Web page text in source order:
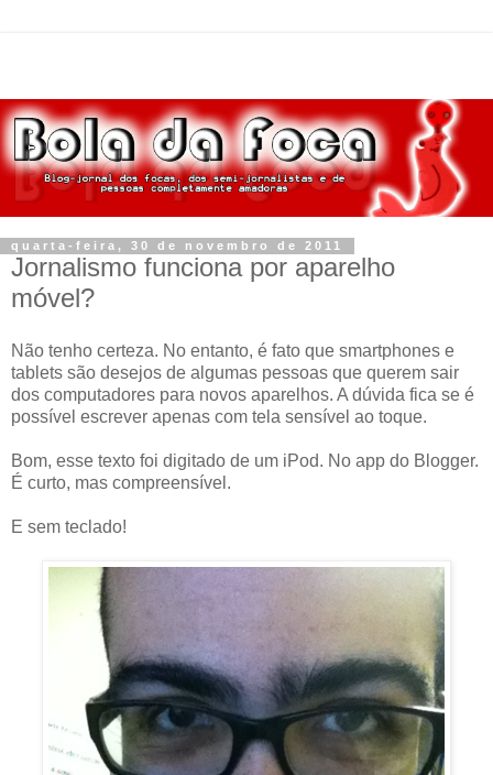
quarta-feira, 30 de novembro de 2011
Jornalismo funciona por aparelho
móvel?
Não tenho certeza. No entanto, é fato que smartphones e
tablets são desejos de algumas pessoas que querem sair
dos computadores para novos aparelhos. A dúvida fica se é
possível escrever apenas com tela sensível ao toque.
Bom, esse texto foi digitado de um iPod. No app do Blogger.
É curto, mas compreensível.
E sem teclado!